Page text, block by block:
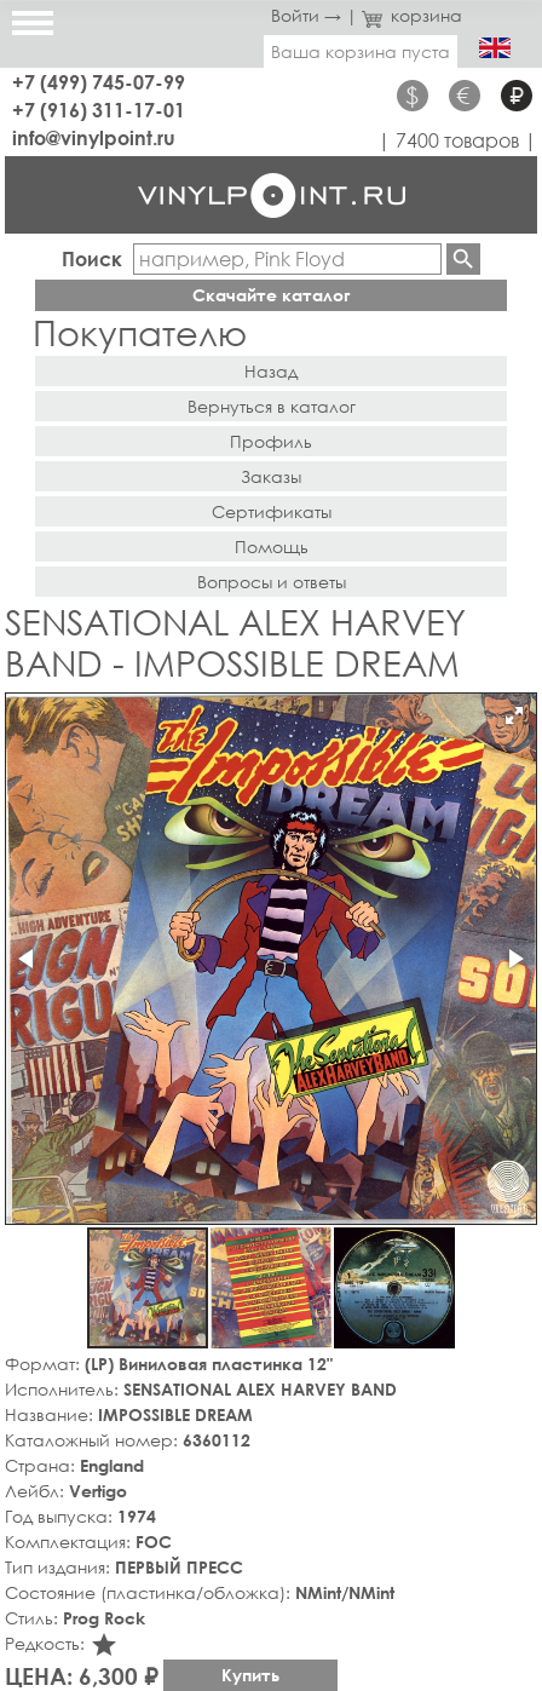
Войти → |
корзина
Ваша корзина пуста
+7 (499) 745-07-99
+7 (916) 311-17-01
$ € ₽
info@vinylpoint.ru | 7400 товаров |
Поиск
Скачайте каталог
Покупателю
Назад
Вернуться в каталог
Профиль
Заказы
Сертификаты
Помощь
Вопросы и ответы
SENSATIONAL ALEX HARVEY
BAND - IMPOSSIBLE DREAM
Формат: (LP) Виниловая пластинка 12"
Исполнитель: SENSATIONAL ALEX HARVEY BAND
Название: IMPOSSIBLE DREAM
Каталожный номер: 6360112
Страна: England
Лейбл: Vertigo
Год выпуска: 1974
Комплектация: FOC
Тип издания: ПЕРВЫЙ ПРЕСС
Состояние (пластинка/обложка): NMint/NMint
Стиль: Prog Rock
Редкость: star_rate
ЦЕНА: 6,300 ₽ Купить